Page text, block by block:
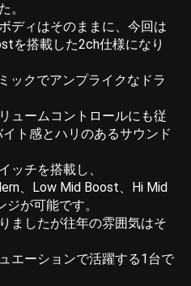
。
ディはそのままに、今回は
を搭載した2ch仕様になり
ックでアンプライクなドラ
ュームコントロールにも従
ト感とハリのあるサウンド
ッチを搭載し、
、Low Mid Boost、Hi Mid
が可能です。
ましたが往年の雰囲気はそ
エーションで活躍する1台で